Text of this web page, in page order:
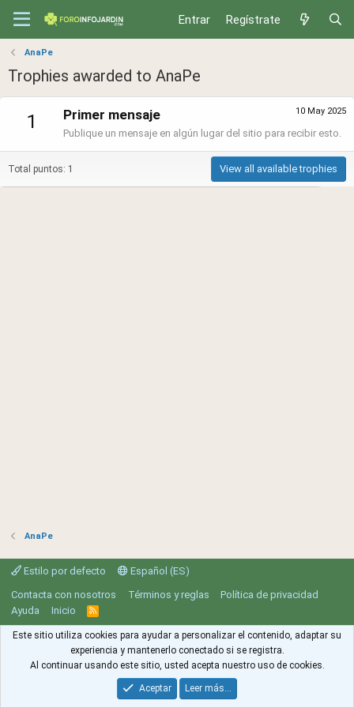
Entrar Regístrate
AnaPe
Trophies awarded to AnaPe
1 10 May 2025
Primer mensaje
Publique un mensaje en algún lugar del sitio para recibir esto.
Total puntos: 1 View all available trophies
AnaPe
Estilo por defecto
Español (ES)
Contacta con nosotros
Términos y reglas
Política de privacidad
Ayuda
Inicio
R
S
S
Este sitio utiliza cookies para ayudar a personalizar el contenido, adaptar su
experiencia y mantenerlo conectado si se registra.
Al continuar usando este sitio, usted acepta nuestro uso de cookies.
Aceptar Leer más…